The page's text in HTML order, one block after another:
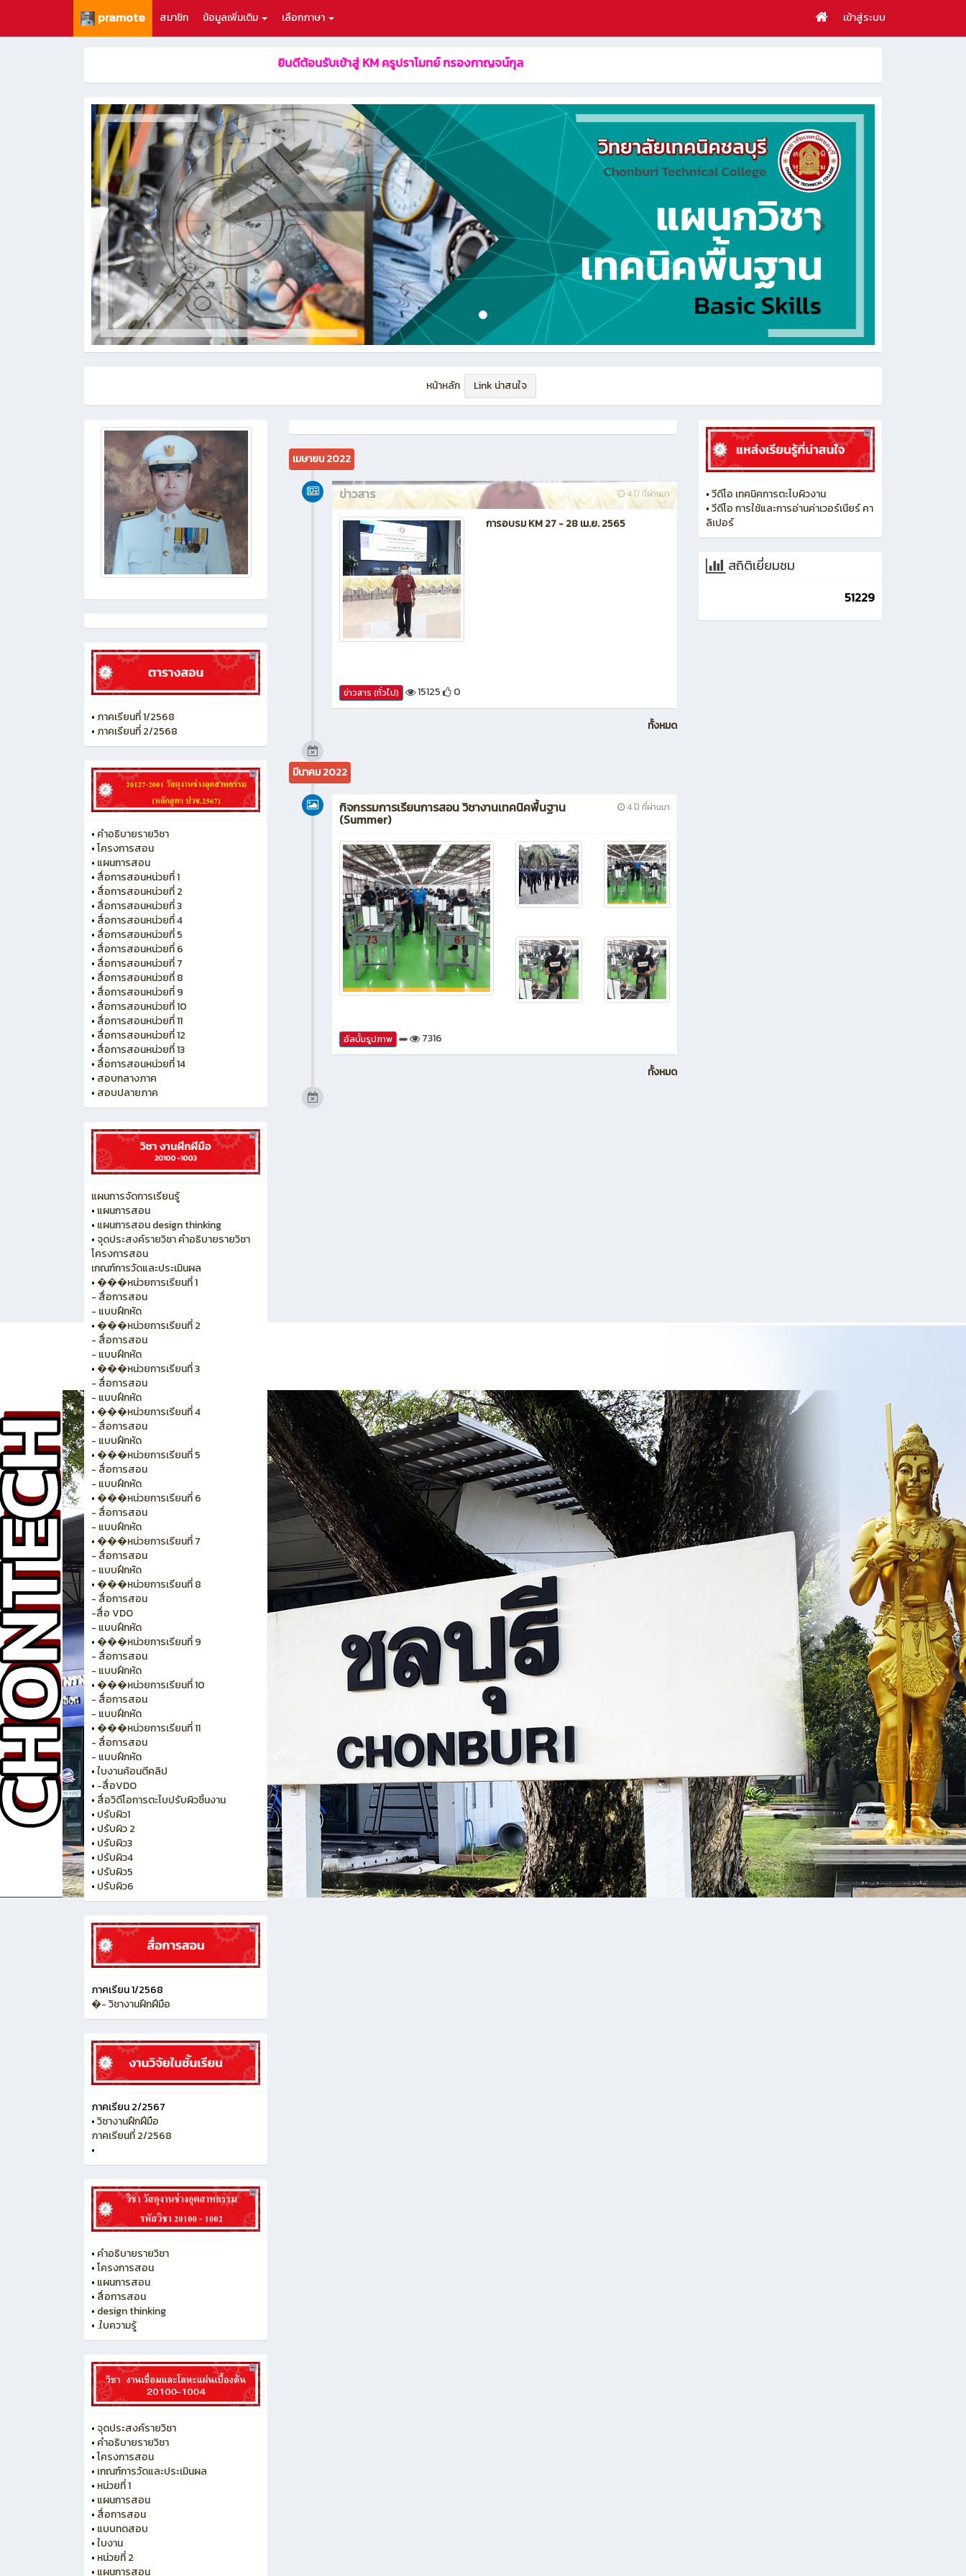
pramote สมาชิก ข้อมูลเพิ่มเติม เลือกภาษา เข้าสู่ระบบ
ยินดีต้อนรับเข้าสู่ KM ครูปราโมทย์ กรองกาญจน์กุล
หน้าหลัก Link น่าสนใจ
• ภาคเรียนที่ 1/2568
• ภาคเรียนที่ 2/2568
• คำอธิบายรายวิชา
•โครงการสอน
• แผนการสอน
• สื่อการสอนหน่วยที่ 1
• สื่อการสอนหน่วยที่ 2
• สื่อการสอนหน่วยที่ 3
• สื่อการสอนหน่วยที่ 4
• สื่อการสอนหน่วยที่ 5
• สื่อการสอนหน่วยที่ 6
• สื่อการสอนหน่วยที่ 7
• สื่อการสอนหน่วยที่ 8
• สื่อการสอนหน่วยที่ 9
• สื่อการสอนหน่วยที่ 10
• สื่อการสอนหน่วยที่ 11
• สื่อการสอนหน่วยที่ 12
• สื่อการสอนหน่วยที่ 13
• สื่อการสอนหน่วยที่ 14
• สอบกลางภาค
• สอบปลายภาค
แผนการจัดการเรียนรู้
• แผนการสอน
• แผนการสอน design thinking
•จุดประสงค์รายวิชา คำอธิบายรายวิชา
โครงการสอน
เกณฑ์การวัดและประเมินผล
•���หน่วยการเรียนที่ 1
- สื่อการสอน
- แบบฝึกหัด
•���หน่วยการเรียนที่ 2
- สื่อการสอน
- แบบฝึกหัด
•���หน่วยการเรียนที่ 3
- สื่อการสอน
- แบบฝึกหัด
•���หน่วยการเรียนที่ 4
- สื่อการสอน
- แบบฝึกหัด
•���หน่วยการเรียนที่ 5
- สื่อการสอน
- แบบฝึกหัด
•���หน่วยการเรียนที่ 6
- สื่อการสอน
- แบบฝึกหัด
•���หน่วยการเรียนที่ 7
- สื่อการสอน
- แบบฝึกหัด
•���หน่วยการเรียนที่ 8
- สื่อการสอน
-สื่อ VDO
- แบบฝึกหัด
•���หน่วยการเรียนที่ 9
- สื่อการสอน
- แบบฝึกหัด
•���หน่วยการเรียนที่ 10
- สื่อการสอน
- แบบฝึกหัด
•���หน่วยการเรียนที่ 11
- สื่อการสอน
- แบบฝึกหัด
•ใบงานค้อนตีคลิป
• -สื่อVDO
• สื่อวิดีโอการตะไบปรับผิวชิ้นงาน
• ปรับผิว1
• ปรับผิว 2
• ปรับผิว3
• ปรับผิว4
• ปรับผิว5
• ปรับผิว6
ภาคเรียน 1/2568
�- วิชางานฝึกฝีมือ
ภาคเรียน 2/2567
•วิชางานฝึกฝีมือ
ภาคเรียนที่ 2/2568
•
• คำอธิบายรายวิชา
•โครงการสอน
• แผนการสอน
• สื่อการสอน
• design thinking
• .ใบความรู้
•จุดประสงค์รายวิชา
• คำอธิบายรายวิชา
•โครงการสอน
• เกณฑ์การวัดและประเมินผล
• หน่วยที่ 1
• แผนการสอน
• สื่อการสอน
• แบบทดสอบ
•ใบงาน
• หน่วยที่ 2
• แผนการสอน
เมษายน 2022
4 ปี ที่ผ่านมา
ข่าวสาร
การอบรม KM 27 - 28 เม.ย. 2565
ข่าวสาร (ทั่วไป) 15125 0
ทั้งหมด
มีนาคม 2022
4 ปี ที่ผ่านมา
กิจกรรมการเรียนการสอน วิชางานเทคนิคพื้นฐาน
(Summer)
อัลบั้มรูปภาพ 7316
ทั้งหมด
•วีดีโอ เทคนิคการตะไบผิวงาน
•วีดีโอ การใช้และการอ่านค่าเวอร์เนียร์ คา
ลิเปอร์
สถิติเยี่ยมชม
51229